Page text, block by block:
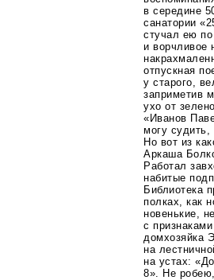
в середине
санатории
стучал ею
и ворчливое
отпускная
у старого,
заприметив
ухо от
«Иванов
могу
Но вот из
Аркаша
Работал
набитые
Библиотека
полках, как
новенькие,
с
домхозяйка
на
на устах:
8». Не